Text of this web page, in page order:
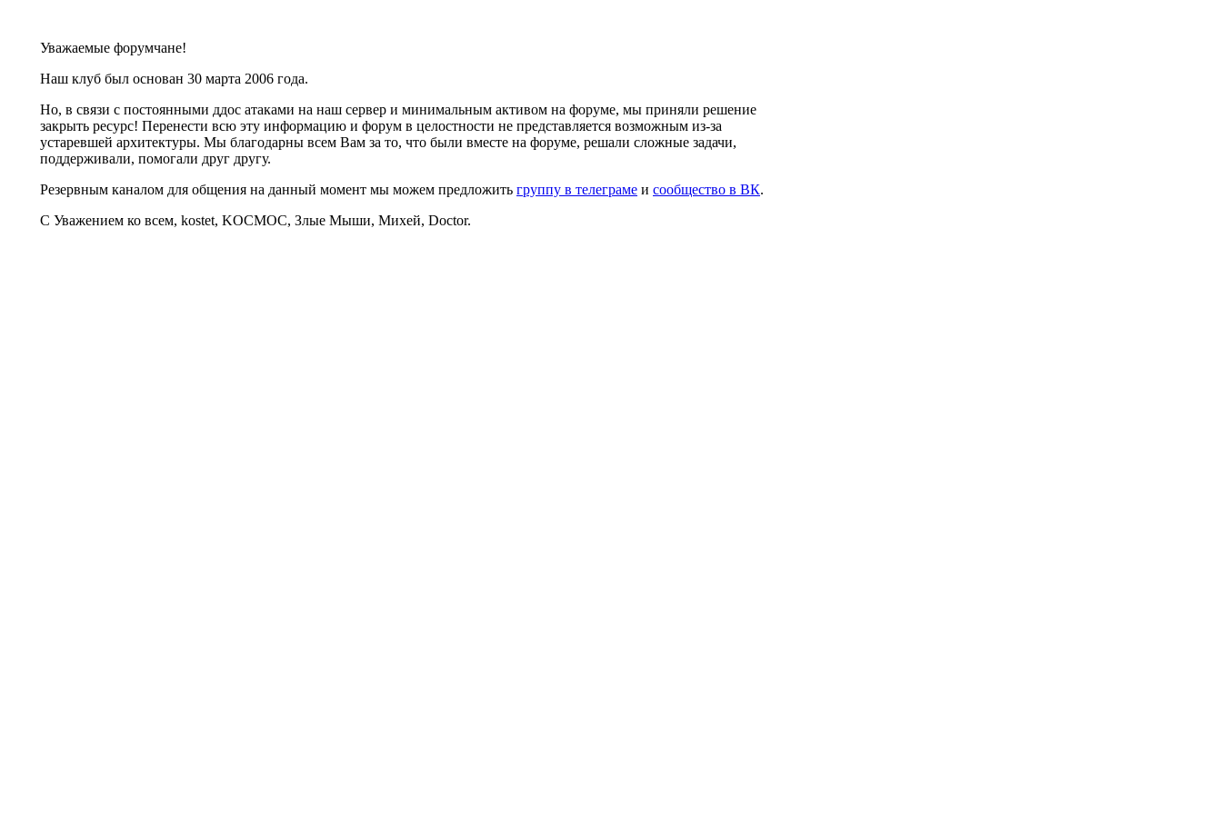
Уважаемые форумчане!
Наш клуб был основан 30 марта 2006 года.
Но, в связи с постоянными ддос атаками на наш сервер и минимальным активом на форуме, мы приняли решение
закрыть ресурс! Перенести всю эту информацию и форум в целостности не представляется возможным из-за
устаревшей архитектуры. Мы благодарны всем Вам за то, что были вместе на форуме, решали сложные задачи,
поддерживали, помогали друг другу.
Резервным каналом для общения на данный момент мы можем предложить группу в телеграме и сообщество в ВК.
С Уважением ко всем, kostet, KOCMOC, Злые Мыши, Михей, Doctor.